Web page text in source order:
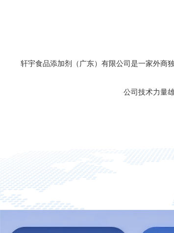
轩宇食品添加剂（广东）有限公司是一家外商
公司技术力量